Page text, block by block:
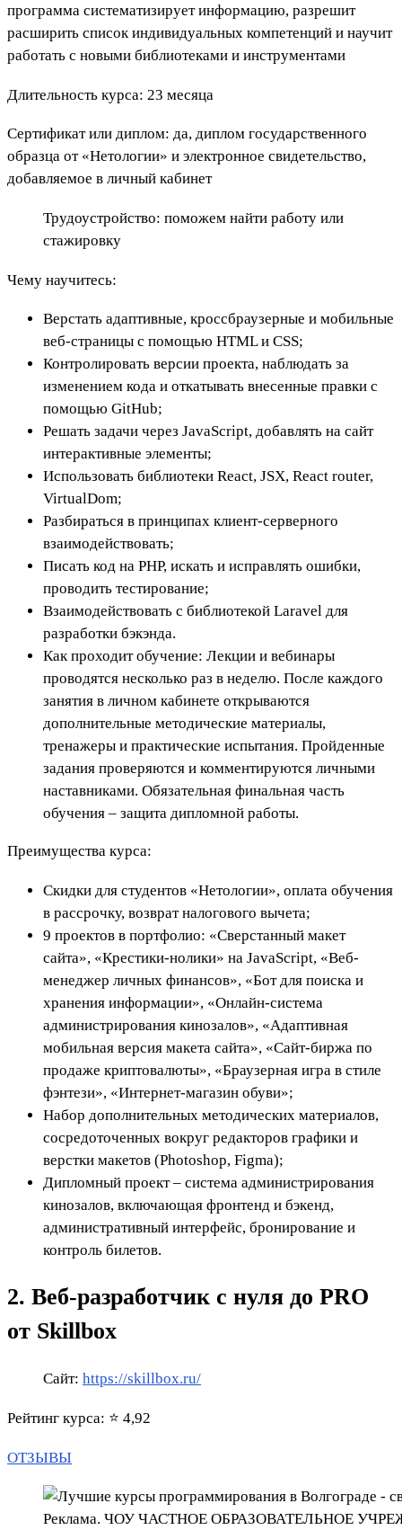
программа систематизирует информацию, разрешит
расширить список индивидуальных компетенций и научит
работать с новыми библиотеками и инструментами
Длительность курса: 23 месяца
Сертификат или диплом: да, диплом государственного
образца от «Нетологии» и электронное свидетельство,
добавляемое в личный кабинет
Трудоустройство: поможем найти работу или
стажировку
Чему научитесь:
Верстать адаптивные, кроссбраузерные и мобильные
веб-страницы с помощью HTML и CSS;
Контролировать версии проекта, наблюдать за
изменением кода и откатывать внесенные правки с
помощью GitHub;
Решать задачи через JavaScript, добавлять на сайт
интерактивные элементы;
Использовать библиотеки React, JSX, React router,
VirtualDom;
Разбираться в принципах клиент-серверного
взаимодействовать;
Писать код на PHP, искать и исправлять ошибки,
проводить тестирование;
Взаимодействовать с библиотекой Laravel для
разработки бэкэнда.
Как проходит обучение: Лекции и вебинары
проводятся несколько раз в неделю. После каждого
занятия в личном кабинете открываются
дополнительные методические материалы,
тренажеры и практические испытания. Пройденные
задания проверяются и комментируются личными
наставниками. Обязательная финальная часть
обучения – защита дипломной работы.
Преимущества курса:
Скидки для студентов «Нетологии», оплата обучения
в рассрочку, возврат налогового вычета;
9 проектов в портфолио: «Сверстанный макет
сайта», «Крестики-нолики» на JavaScript, «Веб-
менеджер личных финансов», «Бот для поиска и
хранения информации», «Онлайн-система
администрирования кинозалов», «Адаптивная
мобильная версия макета сайта», «Cайт-биржа по
продаже криптовалюты», «Браузерная игра в стиле
фэнтези», «Интернет-магазин обуви»;
Набор дополнительных методических материалов,
сосредоточенных вокруг редакторов графики и
верстки макетов (Photoshop, Figma);
Дипломный проект – система администрирования
кинозалов, включающая фронтенд и бэкенд,
административный интерфейс, бронирование и
контроль билетов.
2. Веб-разработчик с нуля до PRO
от Skillbox
Сайт: https://skillbox.ru/
Рейтинг курса: ⭐ 4,92
ОТЗЫВЫ
Реклама. ЧОУ ЧАСТНОЕ ОБРАЗОВАТЕЛЬНОЕ